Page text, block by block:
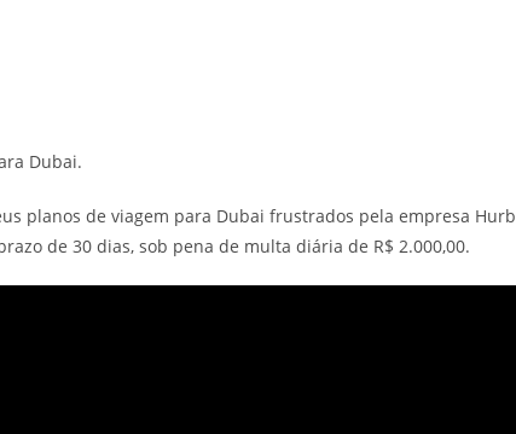
Dubai.
planos de viagem para Dubai frustrados pela empresa Hurb
de 30 dias, sob pena de multa diária de R$ 2.000,00.